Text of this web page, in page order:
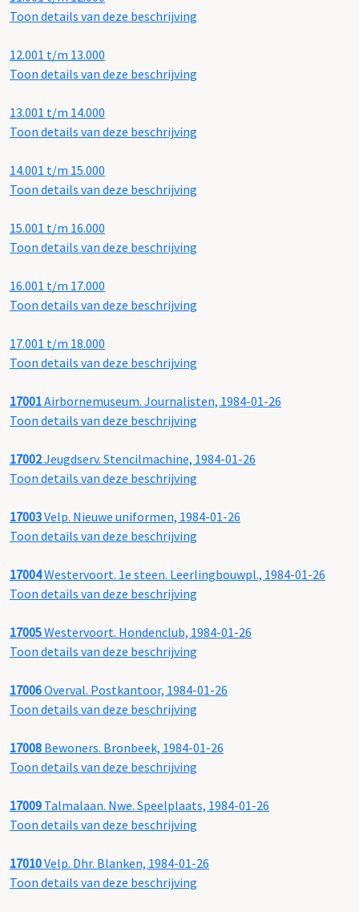
Toon details van deze beschrijving
12.001 t/m 13.000
Toon details van deze beschrijving
13.001 t/m 14.000
Toon details van deze beschrijving
14.001 t/m 15.000
Toon details van deze beschrijving
15.001 t/m 16.000
Toon details van deze beschrijving
16.001 t/m 17.000
Toon details van deze beschrijving
17.001 t/m 18.000
Toon details van deze beschrijving
17001Airbornemuseum. Journalisten, 1984-01-26
Toon details van deze beschrijving
17002Jeugdserv. Stencilmachine, 1984-01-26
Toon details van deze beschrijving
17003Velp. Nieuwe uniformen, 1984-01-26
Toon details van deze beschrijving
17004Westervoort. 1e steen. Leerlingbouwpl., 1984-01-26
Toon details van deze beschrijving
17005Westervoort. Hondenclub, 1984-01-26
Toon details van deze beschrijving
17006Overval. Postkantoor, 1984-01-26
Toon details van deze beschrijving
17008 Bewoners. Bronbeek, 1984-01-26
Toon details van deze beschrijving
17009 Talmalaan. Nwe. Speelplaats, 1984-01-26
Toon details van deze beschrijving
17010Velp. Dhr. Blanken, 1984-01-26
Toon details van deze beschrijving